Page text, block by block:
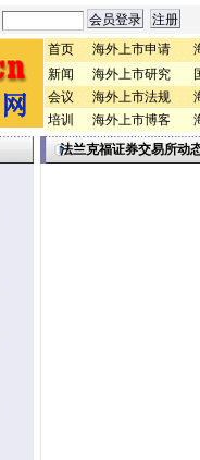
首页
海外上市申请
新闻
海外上市研究
会议
海外上市法规
培训
海外上市博客
法兰克福证券交易所动